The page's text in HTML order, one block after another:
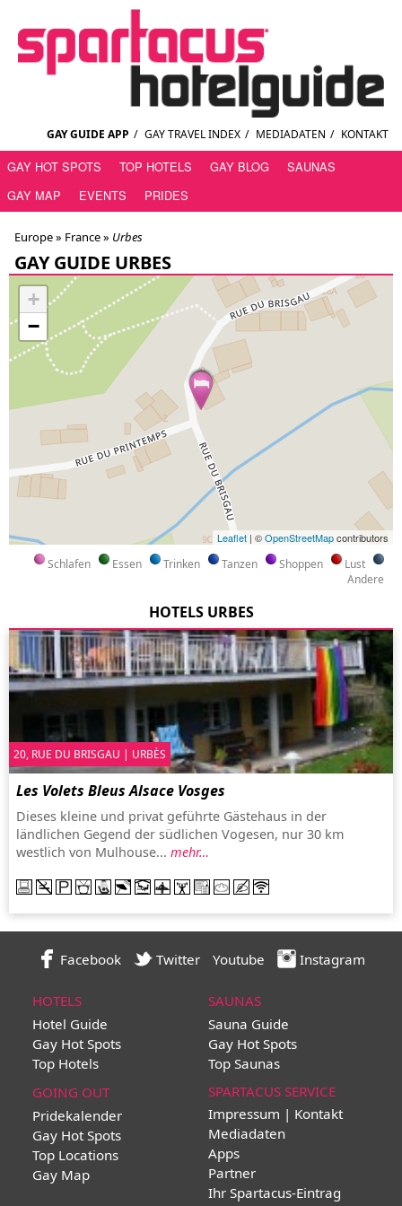
GAY GUIDE APP / GAY TRAVEL INDEX / MEDIADATEN / KONTAKT
GAY HOT SPOTS TOP HOTELS GAY BLOG
SAUNAS
GAY MAP
EVENTS PRIDES
Europe » France» Urbes
GAY GUIDE URBES
+
−
Leaflet | ©OpenStreetMapcontributors
Schlafen Essen Trinken Tanzen Shoppen
Lust
Andere
HOTELS URBES
20, RUE DU BRISGAU | URBÈS
Les Volets Bleus Alsace Vosges
Dieses kleine und privat geführte Gästehaus in der
ländlichen Gegend der südlichen Vogesen, nur 30 km
westlich von Mulhouse... mehr…
Facebook Twitter Youtube Instagram
HOTELS
Hotel Guide
Gay Hot Spots
Top Hotels
SAUNAS
Sauna Guide
Gay Hot Spots
Top Saunas
GOING OUT
Pridekalender
Gay Hot Spots
Top Locations
Gay Map
SPARTACUS SERVICE
Impressum | Kontakt
Mediadaten
Apps
Partner
Ihr Spartacus-Eintrag